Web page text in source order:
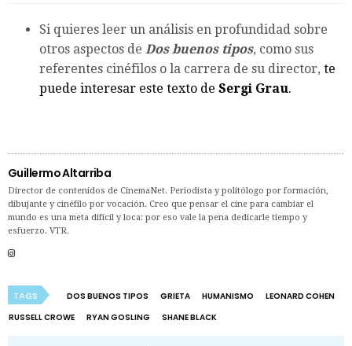
Si quieres leer un análisis en profundidad sobre
otros aspectos de Dos buenos tipos, como sus
referentes cinéfilos o la carrera de su director, te
puede interesar este texto de Sergi Grau.
Guillermo Altarriba
Director de contenidos de CinemaNet. Periodista y politólogo por formación,
dibujante y cinéfilo por vocación. Creo que pensar el cine para cambiar el
mundo es una meta difícil y loca: por eso vale la pena dedicarle tiempo y
esfuerzo. VTR.
TAGS DOS BUENOS TIPOS GRIETA HUMANISMO
LEONARD COHEN
RUSSELL CROWE
RYAN GOSLING SHANE BLACK